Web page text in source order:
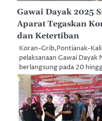
Gawai Dayak 2025
Aparat Tegaskan
dan Ketertiban
Koran-Grib,Pontianak-
pelaksanaan Gawai Dayak
berlangsung pada 20